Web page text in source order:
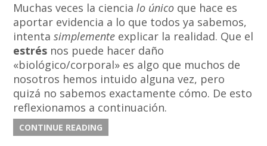
Muchas veces la ciencialo único que hace es
aportar evidencia a lo que todos ya sabemos,
intentasimplemente explicar la realidad. Que el
estrés nos puede hacer daño
«biológico/corporal» es algo que muchos de
nosotros hemos intuido alguna vez, pero
quizá no sabemos exactamente cómo. De esto
reflexionamos a continuación.
CONTINUE READING